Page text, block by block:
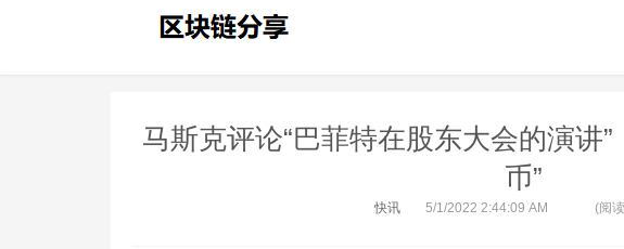
马斯克评论“巴菲特在股东大会的演讲
币”
快讯 5/1/2022 2:44:09 AM (阅